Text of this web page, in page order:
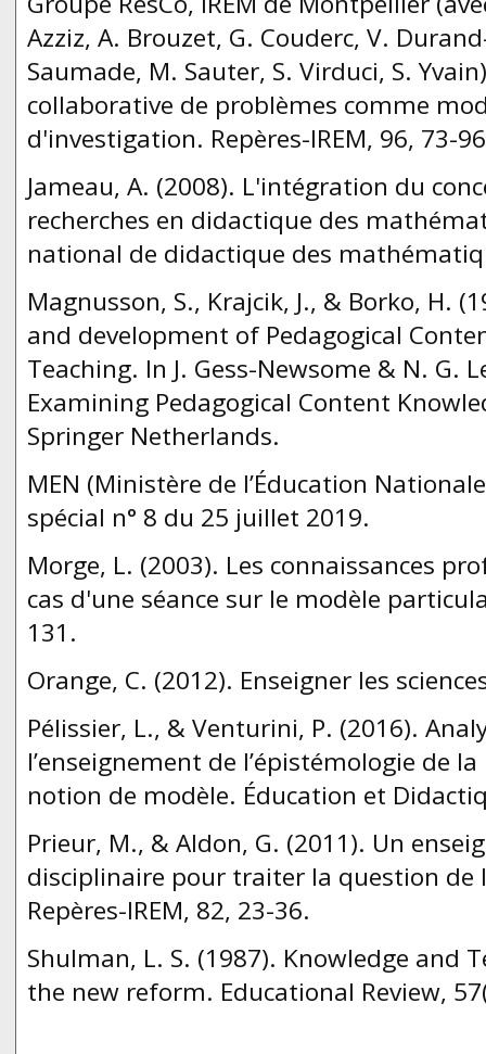
Azziz, A. Brouzet, G. Couderc, V.
Saumade, M. Sauter, S. Virduci, S.
collaborative de problèmes comme
d'investigation. Repères-IREM, 96, 73-
Jameau, A. (2008). L'intégration du
recherches en didactique des
national de didactique des
Magnusson, S., Krajcik, J., & Borko, H.
and development of Pedagogical
Teaching. In J. Gess-Newsome & N. G.
Examining Pedagogical Content
Springer Netherlands.
MEN (Ministère de l’Éducation
spécial n° 8 du 25 juillet 2019.
Morge, L. (2003). Les connaissances
cas d'une séance sur le modèle
131.
Orange, C. (2012). Enseigner les
Pélissier, L., & Venturini, P. (2016).
l’enseignement de l’épistémologie de
notion de modèle. Éducation et
Prieur, M., & Aldon, G. (2011). Un
disciplinaire pour traiter la question de
Repères-IREM, 82, 23-36.
Shulman, L. S. (1987). Knowledge and
the new reform. Educational Review,